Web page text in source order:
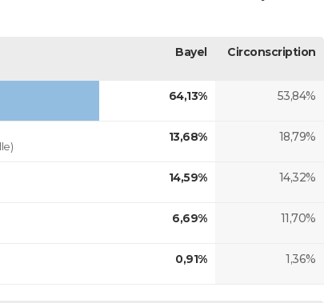
Bayel Circonscription
64,13% 53,84%
13,68% 18,79%
14,59% 14,32%
6,69% 11,70%
0,91% 1,36%